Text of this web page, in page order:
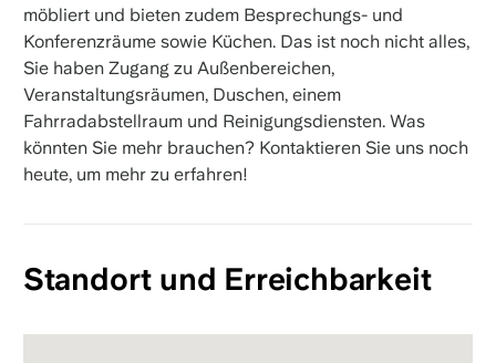
möbliert und bieten zudem Besprechungs- und
Konferenzräume sowie Küchen. Das ist noch nicht alles,
Sie haben Zugang zu Außenbereichen,
Veranstaltungsräumen, Duschen, einem
Fahrradabstellraum und Reinigungsdiensten. Was
könnten Sie mehr brauchen? Kontaktieren Sie uns noch
heute, um mehr zu erfahren!
Standort und Erreichbarkeit